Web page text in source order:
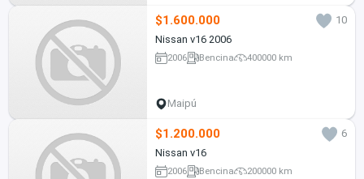
$1.600.000
10
Nissan v16 2006
2006 Bencina 400000 km
Maipú
$1.200.000
6
Nissan v16
2006 Bencina 200000 km